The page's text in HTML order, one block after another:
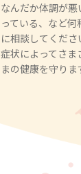
なんだか体調が
っている、など
に相談してくださ
症状によってさ
まの健康を守りま